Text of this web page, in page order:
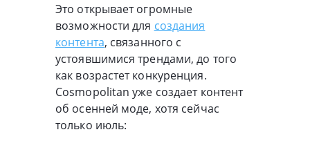
Это открывает огромные
возможности для создания
контента, связанного с
устоявшимися трендами, до того
как возрастет конкуренция.
Cosmopolitan уже создает контент
об осенней моде, хотя сейчас
только июль: